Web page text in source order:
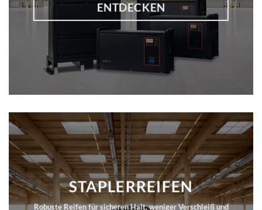
ENTDECKEN
STAPLERREIFEN
Robuste Reifen für sicheren Halt, weniger Verschleiß und